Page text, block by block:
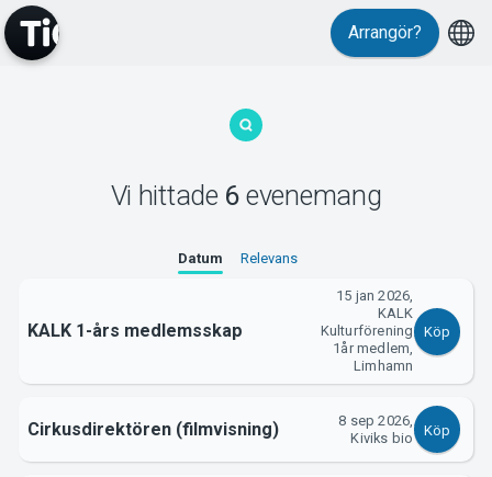
MyTickster
Support
Arrangör?
Vi hittade 6 evenemang
Datum Relevans
KALK 1-års medlemsskap
15 jan 2026,
KALK
Kulturförening
1år medlem,
Limhamn
Köp
Cirkusdirektören (filmvisning)
8 sep 2026,
Kiviks bio
Köp